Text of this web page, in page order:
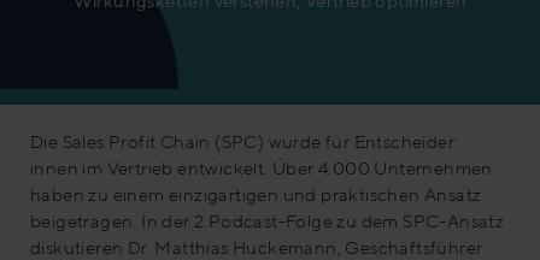
Die Sales Profit Chain (SPC) wurde für Entscheider:
innen im Vertrieb entwickelt. Über 4.000 Unternehmen
haben zu einem einzigartigen und praktischen Ansatz
beigetragen. In der 2.Podcast-Folge zu dem SPC-Ansatz
diskutieren Dr. Matthias Huckemann, Geschäftsführer